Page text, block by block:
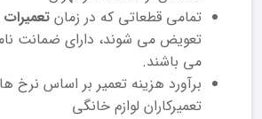
تمامی قطعاتی که در زمان
می باشند.
برآورد هزینه تعمیر بر اساس نرخ
تعمیرکاران لوازم خانگی